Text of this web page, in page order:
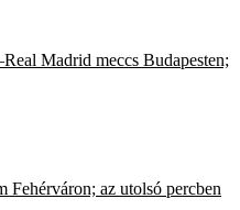
Madrid meccs Budapesten;
az utolsó percben